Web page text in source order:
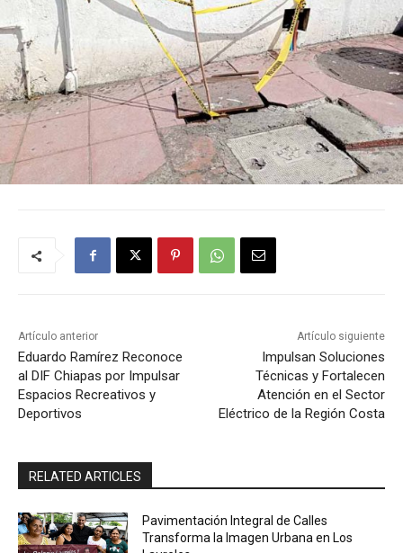
Artículo anterior
Eduardo Ramírez Reconoce
al DIF Chiapas por Impulsar
Espacios Recreativos y
Deportivos
Artículo siguiente
Impulsan Soluciones
Técnicas y Fortalecen
Atención en el Sector
Eléctrico de la Región Costa
RELATED ARTICLES
Pavimentación Integral de Calles
Transforma la Imagen Urbana en Los